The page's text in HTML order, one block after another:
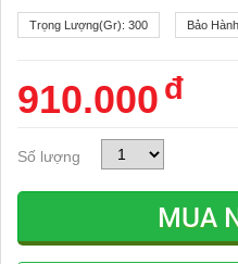
Trọng Lượng(gr): 300 Bảo
910.000 đ
Số lượng
MUA